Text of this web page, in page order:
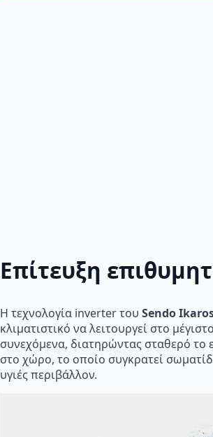
Επίτευξη
Η τεχνολογία inverter του Sendo
κλιματιστικό να λειτουργεί στο
συνεχόμενα, διατηρώντας σταθερό το
στο χώρο, το οποίο συγκρατεί
υγιές περιβάλλον.